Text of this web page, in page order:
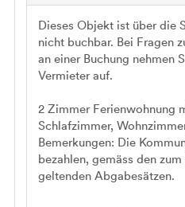
Dieses Objekt ist über die
nicht buchbar. Bei Fragen
an einer Buchung nehmen
Vermieter auf.
2 Zimmer Ferienwohnung
Schlafzimmer,
Bemerkungen: Die
bezahlen, gemäss den
geltenden Abgabesätzen.